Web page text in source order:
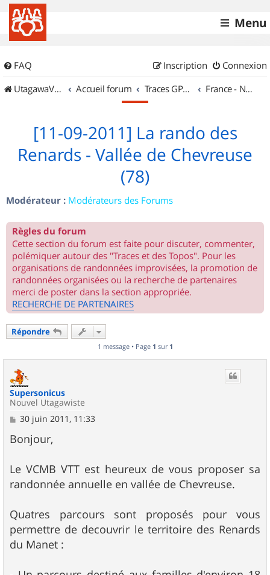
Menu
FAQ Connexion
Inscription
UtagawaVTT (Randos VTT et VTTAE avec traces GPS)
Accueil forum Traces GPS de randos VTT France - Nord Est
[11-09-2011] La rando des
Renards - Vallée de Chevreuse
(78)
Modérateur : Modérateurs des Forums
Règles du forum
Cette section du forum est faite pour discuter, commenter,
polémiquer autour des "Traces et des Topos". Pour les
organisations de randonnées improvisées, la promotion de
randonnées organisées ou la recherche de partenaires
merci de poster dans la section appropriée.
RECHERCHE DE PARTENAIRES
Répondre
1 message • Page 1 sur 1
Supersonicus
Nouvel Utagawiste
M
s
s
g
e
30 juin 2011, 11:33
Bonjour,
Le VCMB VTT est heureux de vous proposer sa
randonnée annuelle en vallée de Chevreuse.
Quatres parcours sont proposés pour vous
permettre de decouvrir le territoire des Renards
du Manet :